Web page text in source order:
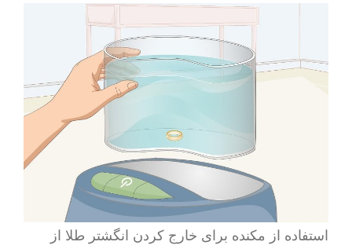
استفاده از مکنده برای خارج کردن انگشتر طلا از